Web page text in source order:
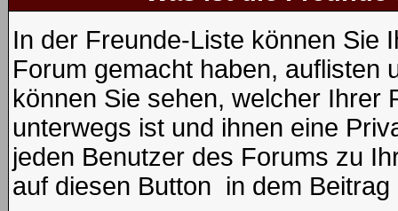
In der Freunde-Liste können Sie
Forum gemacht haben, auflisten
können Sie sehen, welcher Ihrer
unterwegs ist und ihnen eine
jeden Benutzer des Forums zu
auf diesen Button in dem